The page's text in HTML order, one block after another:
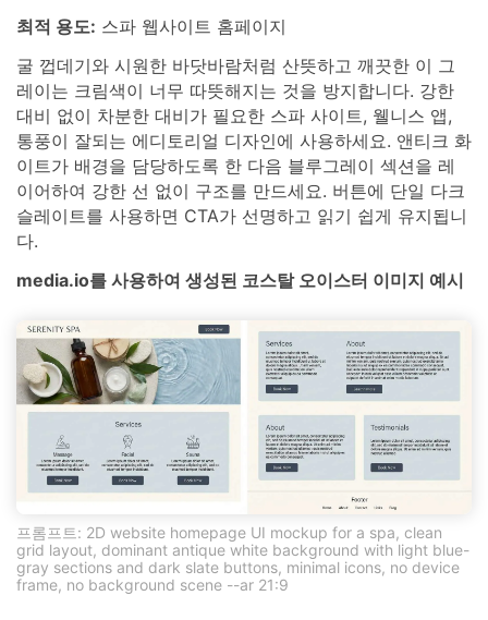
최적 용도: 스파 웹사이트 홈페이지
굴 껍데기와 시원한 바닷바람처럼 산뜻하고 깨끗한 이 그
레이는 크림색이 너무 따뜻해지는 것을 방지합니다. 강한
대비 없이 차분한 대비가 필요한 스파 사이트, 웰니스 앱,
통풍이 잘되는 에디토리얼 디자인에 사용하세요. 앤티크 화
이트가 배경을 담당하도록 한 다음 블루그레이 섹션을 레
이어하여 강한 선 없이 구조를 만드세요. 버튼에 단일 다크
슬레이트를 사용하면 CTA가 선명하고 읽기 쉽게 유지됩니
다.
media.io를 사용하여 생성된 코스탈 오이스터 이미지 예시
프롬프트: 2D website homepage UI mockup for a spa, clean
grid layout, dominant antique white background with light blue-
gray sections and dark slate buttons, minimal icons, no device
frame, no background scene --ar 21:9